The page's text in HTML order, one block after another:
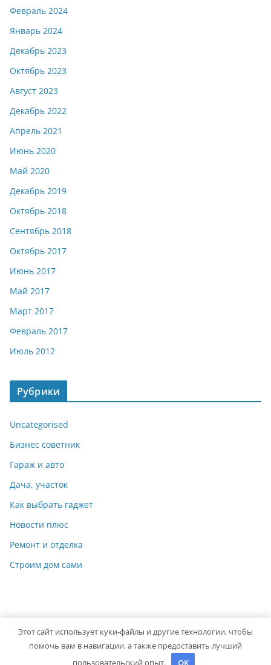
Февраль 2024
Январь 2024
Декабрь 2023
Октябрь 2023
Август 2023
Декабрь 2022
Апрель 2021
Июнь 2020
Май 2020
Декабрь 2019
Октябрь 2018
Сентябрь 2018
Октябрь 2017
Июнь 2017
Май 2017
Март 2017
Февраль 2017
Июль 2012
Рубрики
Uncategorised
Бизнес советник
Гараж и авто
Дача, участок
Как выбрать гаджет
Новости плюс
Ремонт и отделка
Строим дом сами
Copyright © 2026 Мастер на Все Руки. Powered byColorMag
Этот сайт использует куки-файлы и другие технологии, чтобы
помочь вам в навигации, а также предоставить лучший
пользовательский опыт.
OK